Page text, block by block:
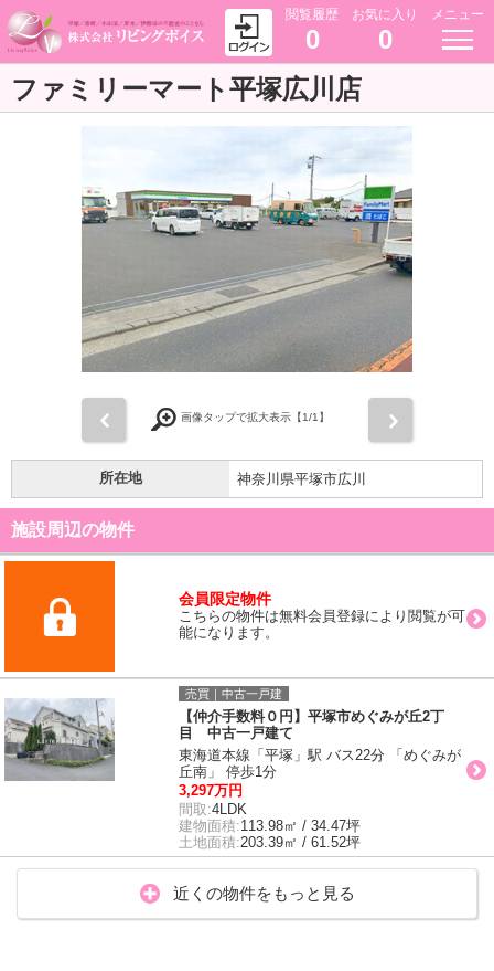
閲覧履歴
0
お気に入り
0
メニュー
ファミリーマート平塚広川店
画像タップで拡大表示【1/1】
所在地 神奈川県平塚市広川
施設周辺の物件
会員限定物件
こちらの物件は無料会員登録により閲覧が可
能になります。
売買｜中古一戸建
【仲介手数料０円】平塚市めぐみが丘2丁
目 中古一戸建て
東海道本線「平塚」駅 バス22分 「めぐみが
丘南」 停歩1分
3,297万円
間取:4LDK
建物面積:113.98㎡ / 34.47坪
土地面積:203.39㎡ / 61.52坪
近くの物件をもっと見る